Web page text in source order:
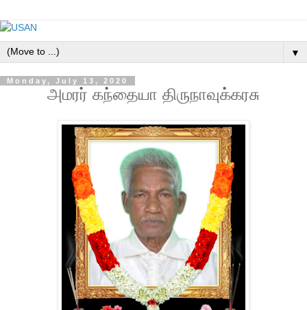
▼
Monday, July 13, 2020
அமரர் கந்தையா திருநாவுக்கரசு